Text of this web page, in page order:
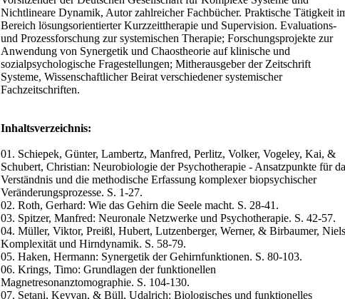
Nichtlineare Dynamik, Autor zahlreicher Fachbücher. Praktische Tätigkeit
Bereich lösungsorientierter Kurzzeittherapie und Supervision. Evaluations-
und Prozessforschung zur systemischen Therapie; Forschungsprojekte zur
Anwendung von Synergetik und Chaostheorie auf klinische und
sozialpsychologische Fragestellungen; Mitherausgeber der Zeitschrift
Systeme, Wissenschaftlicher Beirat verschiedener systemischer
Fachzeitschriften.
Inhaltsverzeichnis:
01. Schiepek, Günter, Lambertz, Manfred, Perlitz, Volker, Vogeley, Kai, &
Schubert, Christian: Neurobiologie der Psychotherapie - Ansatzpunkte für
Verständnis und die methodische Erfassung komplexer biopsychischer
Veränderungsprozesse. S. 1-27.
02. Roth, Gerhard: Wie das Gehirn die Seele macht. S. 28-41.
03. Spitzer, Manfred: Neuronale Netzwerke und Psychotherapie. S. 42-57.
04. Müller, Viktor, Preißl, Hubert, Lutzenberger, Werner, & Birbaumer,
Komplexität und Hirndynamik. S. 58-79.
05. Haken, Hermann: Synergetik der Gehirnfunktionen. S. 80-103.
06. Krings, Timo: Grundlagen der funktionellen
Magnetresonanztomographie. S. 104-130.
07. Setani, Keyvan, & Büll, Udalrich: Biologisches und funktionelles